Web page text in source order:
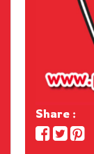
Share :